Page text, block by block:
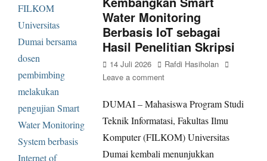
Water Monitoring
Berbasis IoT sebagai
Hasil Penelitian Skripsi
Posted
on
14 Juli 2026 Author
Rafdi Hasiholan
Leave a comment
DUMAI – Mahasiswa Program Studi
Teknik Informatasi, Fakultas Ilmu
Komputer (FILKOM) Universitas
Dumai kembali menunjukkan